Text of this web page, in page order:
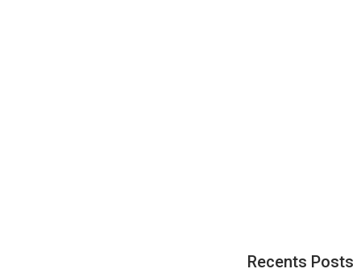
Recents Posts